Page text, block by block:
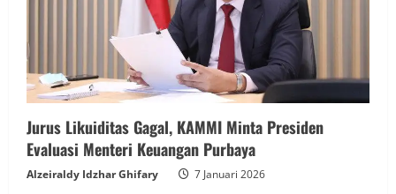
Jurus Likuiditas Gagal, KAMMI Minta Presiden
Evaluasi Menteri Keuangan Purbaya
Alzeiraldy Idzhar Ghifary 7 Januari 2026